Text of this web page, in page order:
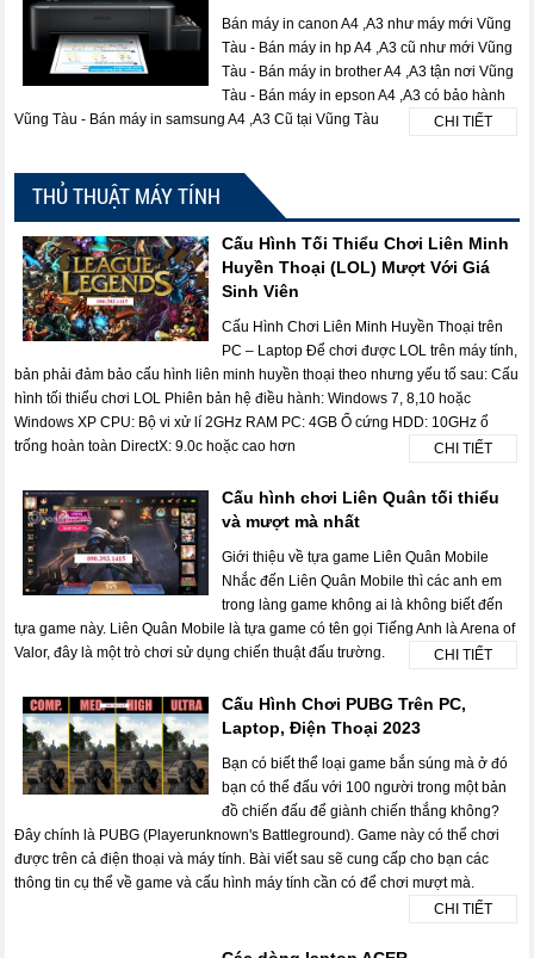
Bán máy in canon A4 ,A3 như máy mới Vũng
Tàu - Bán máy in hp A4 ,A3 cũ như mới Vũng
Tàu - Bán máy in brother A4 ,A3 tận nơi Vũng
Tàu - Bán máy in epson A4 ,A3 có bảo hành
Vũng Tàu - Bán máy in samsung A4 ,A3 Cũ tại Vũng Tàu
CHI TIẾT
THỦ THUẬT MÁY TÍNH
Cấu Hình Tối Thiểu Chơi Liên Minh
Huyền Thoại (LOL) Mượt Với Giá
Sinh Viên
Cấu Hình Chơi Liên Minh Huyền Thoại trên
PC – Laptop Để chơi được LOL trên máy tính,
bản phải đảm bảo cấu hình liên minh huyền thoại theo nhưng yếu tố sau: Cấu
hình tối thiểu chơi LOL Phiên bản hệ điều hành: Windows 7, 8,10 hoặc
Windows XP CPU: Bộ vi xử lí 2GHz RAM PC: 4GB Ổ cứng HDD: 10GHz ổ
trống hoàn toàn DirectX: 9.0c hoặc cao hơn
CHI TIẾT
Cấu hình chơi Liên Quân tối thiểu
và mượt mà nhất
Giới thiệu về tựa game Liên Quân Mobile
Nhắc đến Liên Quân Mobile thì các anh em
trong làng game không ai là không biết đến
tựa game này. Liên Quân Mobile là tựa game có tên gọi Tiếng Anh là Arena of
Valor, đây là một trò chơi sử dụng chiến thuật đấu trường.
CHI TIẾT
Cấu Hình Chơi PUBG Trên PC,
Laptop, Điện Thoại 2023
Bạn có biết thể loại game bắn súng mà ở đó
bạn có thể đấu với 100 người trong một bản
đồ chiến đấu để giành chiến thắng không?
Đây chính là PUBG (Playerunknown's Battleground). Game này có thể chơi
được trên cả điện thoại và máy tính. Bài viết sau sẽ cung cấp cho bạn các
thông tin cụ thể về game và cấu hình máy tính cần có để chơi mượt mà.
CHI TIẾT